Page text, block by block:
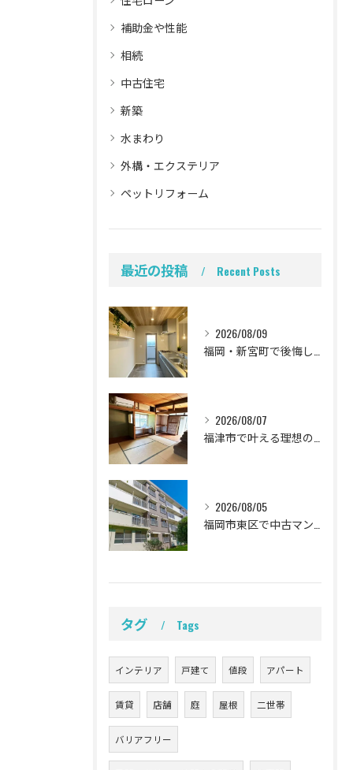
補助金や性能
相続
中古住宅
新築
水まわり
外構・エクステリア
ペットリフォーム
最近の投稿 Recent Posts
2026/08/09
2026/08/07
2026/08/05
タグ Tags
インテリア 戸建て 値段 アパート
賃貸 店舗 庭 屋根 二世帯
バリアフリー